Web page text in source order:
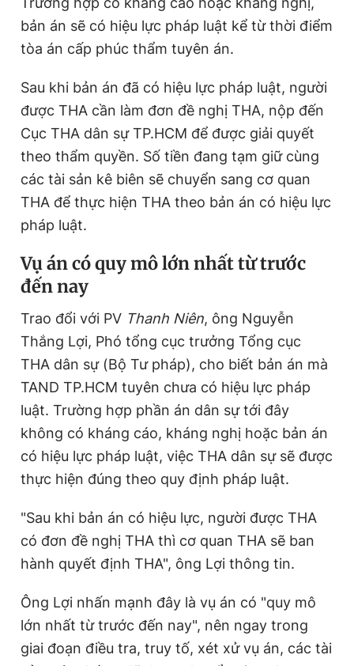
bản án sẽ có hiệu lực pháp luật kể từ thời điểm
tòa án cấp phúc thẩm tuyên án.
Sau khi bản án đã có hiệu lực pháp luật, người
được THA cần làm đơn đề nghị THA, nộp đến
Cục THA dân sự TP.HCM để được giải quyết
theo thẩm quyền. Số tiền đang tạm giữ cùng
các tài sản kê biên sẽ chuyển sang cơ quan
THA để thực hiện THA theo bản án có hiệu lực
pháp luật.
Vụ án có quy mô lớn nhất từ trước
đến nay
Trao đổi với PV Thanh Niên, ông Nguyễn
Thắng Lợi, Phó tổng cục trưởng Tổng cục
THA dân sự (Bộ Tư pháp), cho biết bản án mà
TAND TP.HCM tuyên chưa có hiệu lực pháp
luật. Trường hợp phần án dân sự tới đây
không có kháng cáo, kháng nghị hoặc bản án
có hiệu lực pháp luật, việc THA dân sự sẽ được
thực hiện đúng theo quy định pháp luật.
"Sau khi bản án có hiệu lực, người được THA
có đơn đề nghị THA thì cơ quan THA sẽ ban
hành quyết định THA", ông Lợi thông tin.
Ông Lợi nhấn mạnh đây là vụ án có "quy mô
lớn nhất từ trước đến nay", nên ngay trong
giai đoạn điều tra, truy tố, xét xử vụ án, các tài